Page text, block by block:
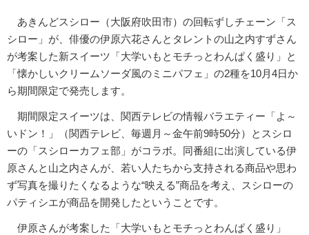
あきんどスシロー（大阪府吹田市）の回転ずしチェーン「ス
シロー」が、俳優の伊原六花さんとタレントの山之内すずさん
が考案した新スイーツ「大学いもとモチっとわんぱく盛り」と
「懐かしいクリームソーダ風のミニパフェ」の2種を10月4日か
ら期間限定で発売します。
期間限定スイーツは、関西テレビの情報バラエティー「よ～
いドン！」（関西テレビ、毎週月～金午前9時50分）とスシロ
ーの「スシローカフェ部」がコラボ。同番組に出演している伊
原さんと山之内さんが、若い人たちから支持される商品や思わ
ず写真を撮りたくなるような“映える”商品を考え、スシローの
パティシエが商品を開発したということです。
伊原さんが考案した「大学いもとモチっとわんぱく盛り」